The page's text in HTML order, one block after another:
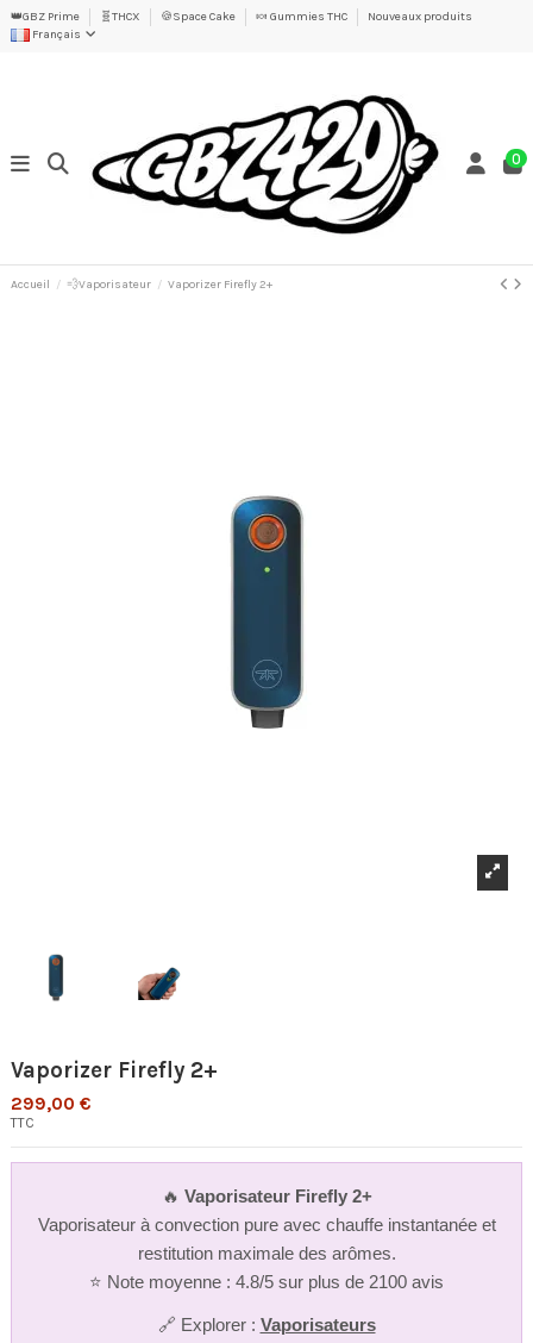
👑GBZ Prime 🧬THCX 🍪Space Cake 🍬 Gummies THC
Nouveaux produits
Français
0
Accueil 💨Vaporisateur Vaporizer Firefly 2+
Vaporizer Firefly 2+
299,00 €
TTC
🔥 Vaporisateur Firefly 2+
Vaporisateur à convection pure avec chauffe instantanée et
restitution maximale des arômes.
⭐ Note moyenne : 4.8/5 sur plus de 2100 avis
🔗 Explorer : Vaporisateurs